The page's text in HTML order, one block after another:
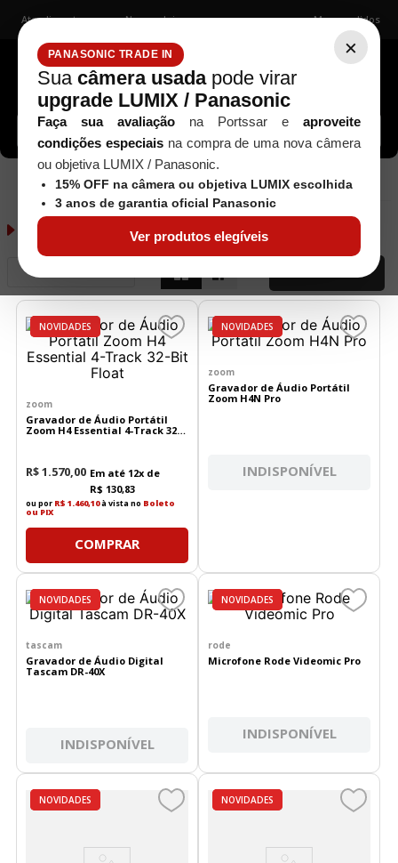
×
PANASONIC TRADE IN
Sua câmera usadapode virar
upgrade LUMIX / Panasonic
Faça sua avaliação na Portssar e aproveite
condições especiaisna compra de uma nova câmera
ou objetiva LUMIX / Panasonic.
15% OFF na câmera ou objetiva LUMIX escolhida
3 anos de garantia oficial Panasonic
Ver produtos elegíveis
Atendimento Nossas lojas Meus pedidos
Buscar câmeras, lentes, acessórios...
Áudio / Vídeo Gravadores
Gravadores produtos
DESTAQUES
NOVIDADES
zoom
Gravador de Áudio Portátil
Zoom H4 Essential 4-Track 32-
R$1.570 00 Em até 12x de
R$ 130,83
ou por R$ 1.460,10à vista no Boleto
ou PIX
COMPRAR
DESTAQUES
NOVIDADES
zoom
Gravador de Áudio Portátil
Zoom H4N Pro
INDISPONÍVEL
DESTAQUES
NOVIDADES
tascam
Gravador de Áudio Digital
Tascam DR-40X
INDISPONÍVEL
DESTAQUES
NOVIDADES
rode
Microfone Rode Videomic Pro
INDISPONÍVEL
DESTAQUES
NOVIDADES DESTAQUES
NOVIDADES